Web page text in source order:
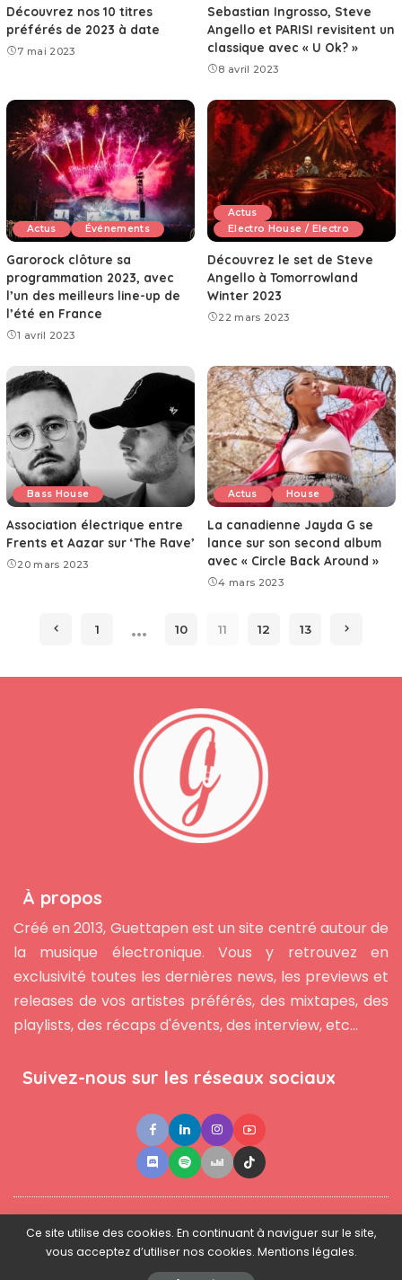
Découvrez nos 10 titres
préférés de 2023 à date
7 mai 2023
Sebastian Ingrosso, Steve
Angello et PARISI revisitent un
classique avec « U Ok? »
8 avril 2023
Actus Événements
Garorock clôture sa
programmation 2023, avec
l’un des meilleurs line-up de
l’été en France
1 avril 2023
Actus
Electro House / Electro
Découvrez le set de Steve
Angello à Tomorrowland
Winter 2023
22 mars 2023
Bass House
Association électrique entre
Frents et Aazar sur ‘The Rave’
20 mars 2023
Actus House
La canadienne Jayda G se
lance sur son second album
avec « Circle Back Around »
4 mars 2023
1 … 10 11 12 13
À propos
Créé en 2013, Guettapen est un site centré autour de
la musique électronique. Vous y retrouvez en
exclusivité toutes les dernières news, les previews et
releases de vos artistes préférés, des mixtapes, des
playlists, des récaps d'évents, des interview, etc...
Suivez-nous sur les réseaux sociaux
Contact ●Newsletter ● L'équipe ● Mentions légales
Ce site utilise des cookies. En continuant à naviguer sur le site,
vous acceptez d’utiliser nos cookies. Mentions légales.